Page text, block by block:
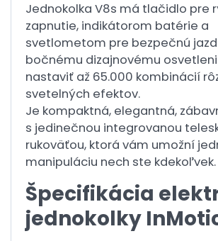
Jednokolka V8s má tlačidlo pre
zapnutie, indikátorom batérie a
svetlometom pre bezpečnú
bočnému dizajnovému
nastaviť až 65.000 kombinácií
svetelných efektov.
Je kompaktná, elegantná,
s jedinečnou integrovanou
rukoväťou, ktorá vám umožní
manipuláciu nech ste kdekoľvek.
Špecifikácia
jednokolky